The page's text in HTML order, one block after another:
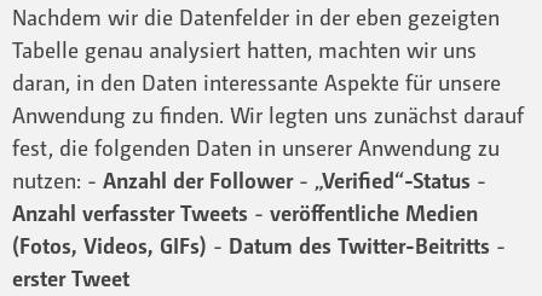
Nachdem wir die Datenfelder in der eben gezeigten
Tabelle genau analysiert hatten, machten wir uns
daran, in den Daten interessante Aspekte für unsere
Anwendung zu finden. Wir legten uns zunächst darauf
fest, die folgenden Daten in unserer Anwendung zu
nutzen: - Anzahl der Follower- „Verified“-Status -
Anzahl verfasster Tweets - veröffentliche Medien
(Fotos, Videos, GIFs) - Datum des Twitter-Beitritts -
erster Tweet